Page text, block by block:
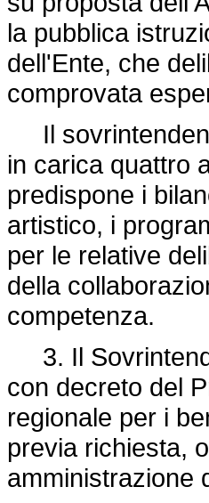
la pubblica
dell'Ente, che
comprovata
Il
in carica quattro
predispone i
artistico, i
per le relative
della
competenza.
3. Il
con decreto del
regionale per i
previa richiesta,
amministrazione